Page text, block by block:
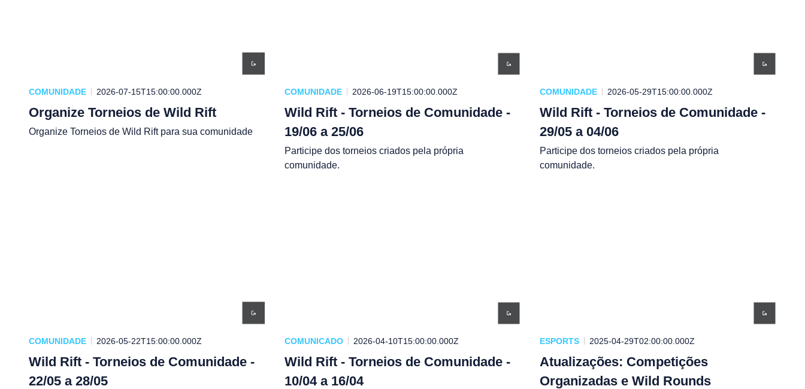
COMUNIDADE 2026-07-15T15:00:00.000Z
Organize Torneios de Wild Rift
Organize Torneios de Wild Rift para sua comunidade
COMUNIDADE 2026-06-19T15:00:00.000Z
Wild Rift - Torneios de Comunidade -
19/06 a 25/06
Participe dos torneios criados pela própria
comunidade.
COMUNIDADE 2026-05-29T15:00:00.000Z
Wild Rift - Torneios de Comunidade -
29/05 a 04/06
Participe dos torneios criados pela própria
comunidade.
COMUNIDADE 2026-05-22T15:00:00.000Z
Wild Rift - Torneios de Comunidade -
22/05 a 28/05
COMUNICADO 2026-04-10T15:00:00.000Z
Wild Rift - Torneios de Comunidade -
10/04 a 16/04
ESPORTS 2025-04-29T02:00:00.000Z
Atualizações: Competições
Organizadas e Wild Rounds